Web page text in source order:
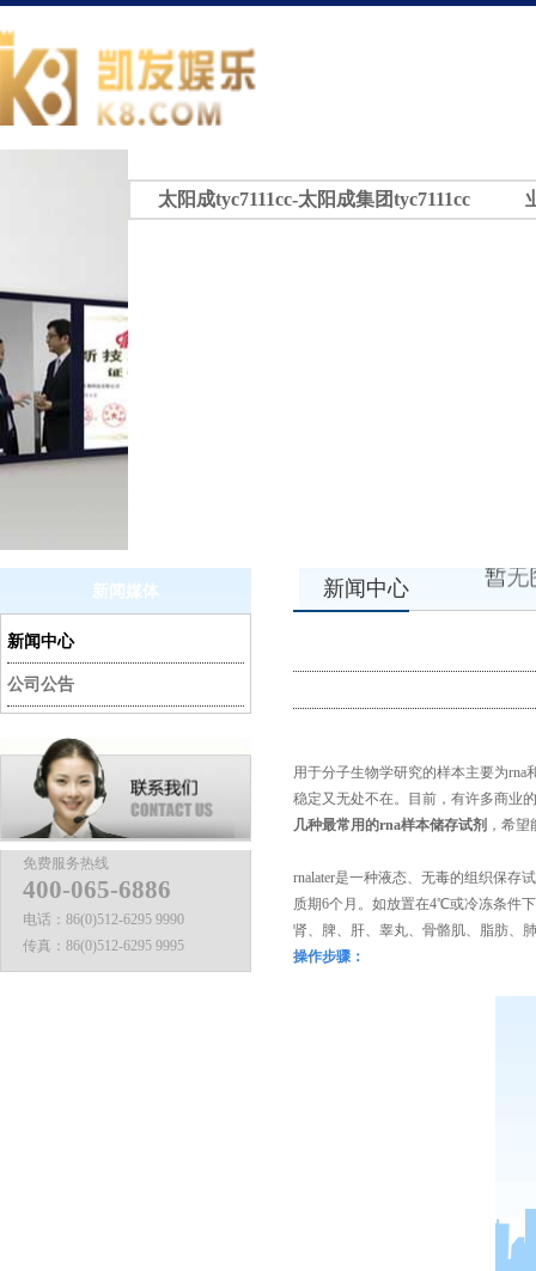
太阳成tyc7111cc-太阳成集团tyc7111cc
新闻媒体
新闻中心
公司公告
免费服务热线
400-065-6886
电话： 86(0)512-6295 9990
传真： 86(0)512-6295 9995
新闻中心
用于分子生物学研究的样本主要为rna
稳定又无处不在。目前，有许多商业的
几种最常用的rna样本储存试剂 ，希
rnalater是一种液态、无毒的组织保存
质期6个月。如放置在4℃或冷冻条件
肾、脾、肝、睾丸、骨骼肌、脂肪、
操作步骤：